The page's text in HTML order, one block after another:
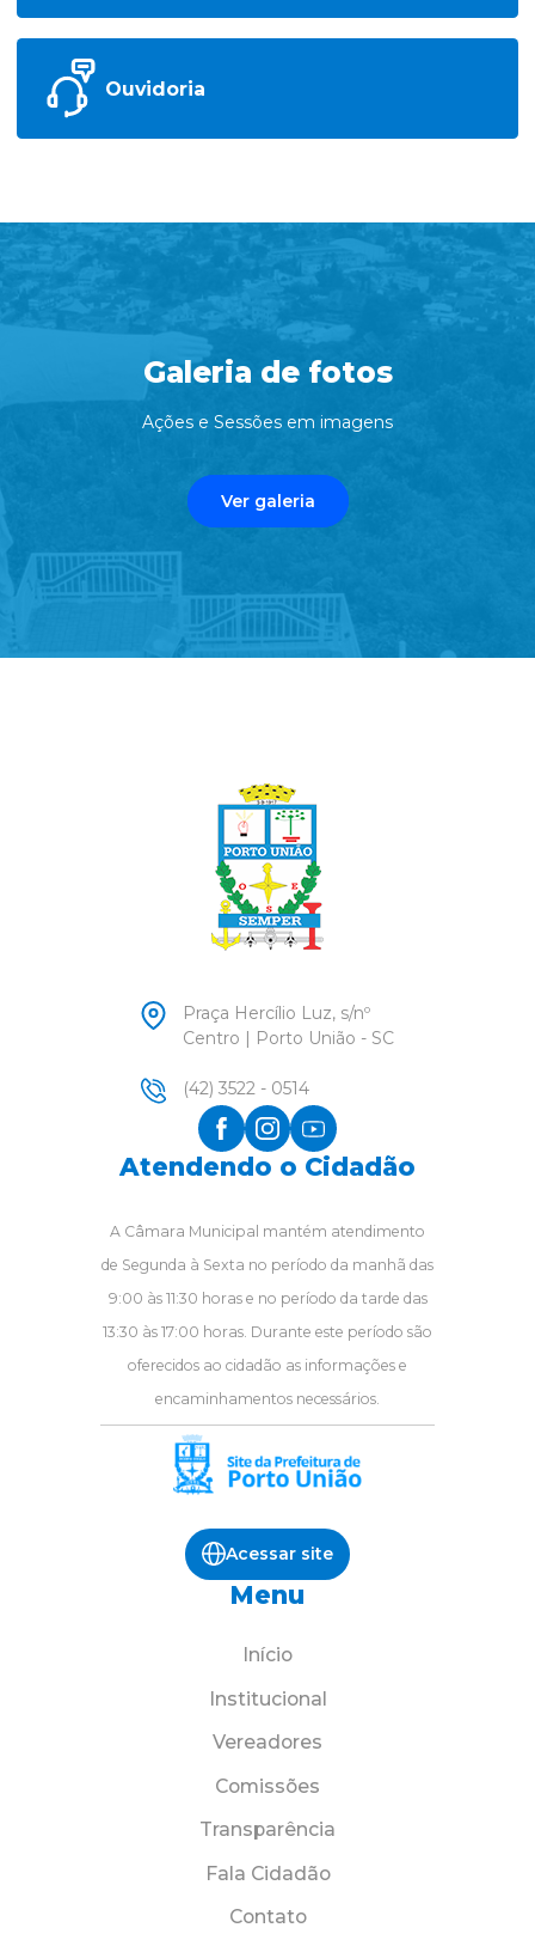
Ouvidoria
Galeria de fotos
Ações e Sessões em imagens
Ver galeria
Praça Hercílio Luz, s/nº
Centro | Porto União - SC
(42) 3522 - 0514
Atendendo o Cidadão
A Câmara Municipal mantém atendimento
de Segunda à Sexta no período da manhã das
9:00 às 11:30 horas e no período da tarde das
13:30 às 17:00 horas. Durante este período são
oferecidos ao cidadão as informações e
encaminhamentos necessários.
Acessar site
Menu
Início
Institucional
Vereadores
Comissões
Transparência
Fala Cidadão
Contato